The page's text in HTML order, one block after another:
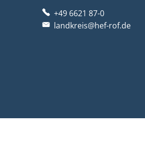
+49 6621 87-0
landkreis@hef-rof.de